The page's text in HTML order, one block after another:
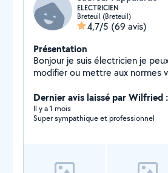
ELECTRICIEN
Breteuil (Breteuil)
4,7/5 (69 avis)
Présentation
Bonjour je suis électricien je
modifier ou mettre aux normes
bricolage
Dernier avis laissé par Wilfried
Il y a 1 mois
Super sympathique et professionnel